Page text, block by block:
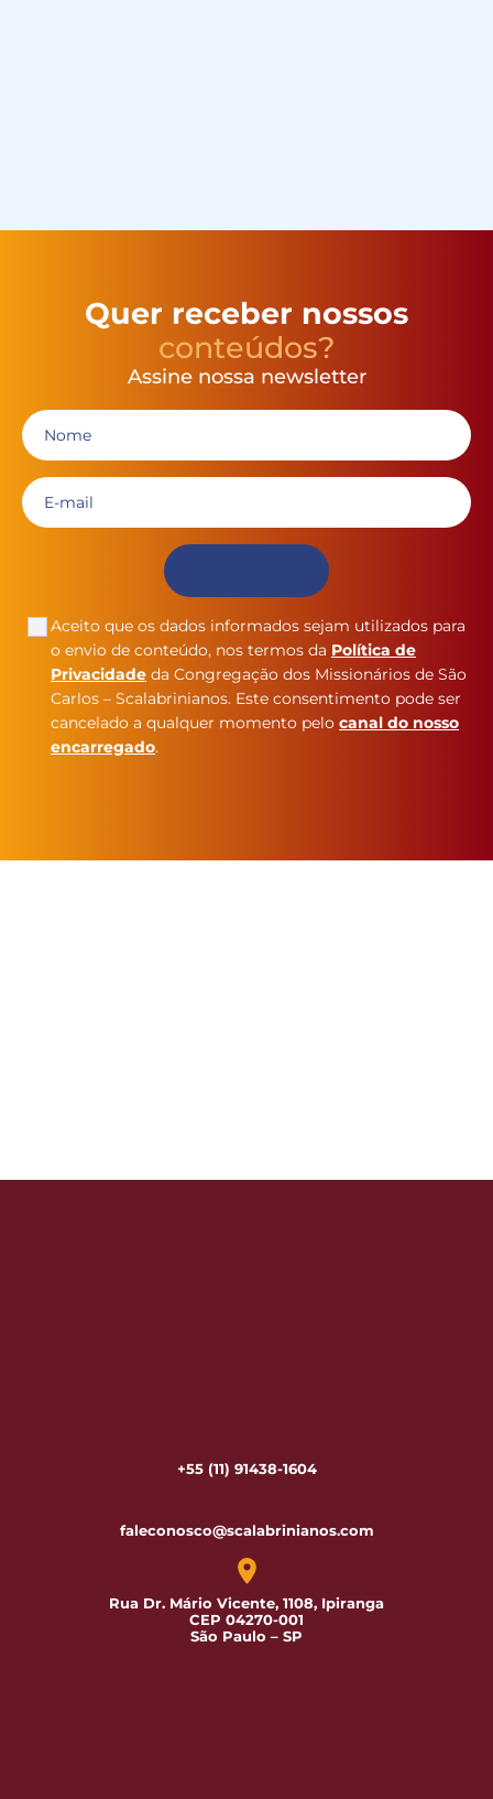
Quer receber nossos
conteúdos?
Assine nossa newsletter
Aceito que os dados informados sejam utilizados para
o envio de conteúdo, nos termos da Política de
Privacidade da Congregação dos Missionários de São
Carlos – Scalabrinianos. Este consentimento pode ser
cancelado a qualquer momento pelo canal do nosso
encarregado.
+55 (11) 91438-1604
faleconosco@scalabrinianos.com
Rua Dr. Mário Vicente, 1108, Ipiranga
CEP 04270-001
São Paulo – SP